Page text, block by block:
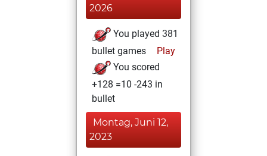
2026
You played 381
bullet games
Play
You scored
+128 =10 -243 in
bullet
Montag, Juni 12,
2023